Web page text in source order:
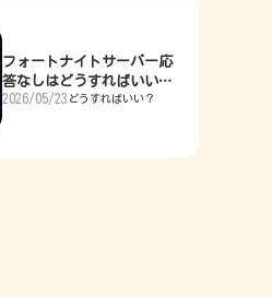
フォートナイトサーバー応
答なしはどうすればいい？
即復旧への道しるべ
2026/05/23 どうすればいい？